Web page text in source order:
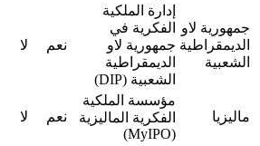
‮جمهورية لاو
الديمقراطية
الشعبية‪
إدارة الملكية
الفكرية في
جمهورية لاو
الديمقراطية
الشعبية (DIP)
نعم لا
ماليزيا
مؤسسة الملكية
الفكرية الماليزية
(MyIPO)
نعم لا